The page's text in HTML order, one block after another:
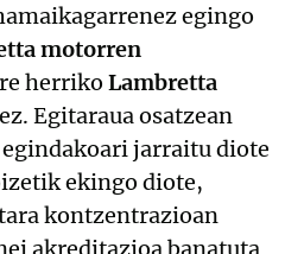
egingo
motorren
herriko Lambretta
Egitaraua osatzean
jarraitu diote
ekingo diote,
kontzentrazioan